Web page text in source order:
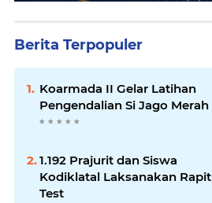
Berita Terpopuler
Koarmada II Gelar Latihan
Pengendalian Si Jago Merah
1.192 Prajurit dan Siswa
Kodiklatal Laksanakan Rapit
Test